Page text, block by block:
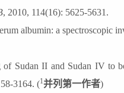
, 2010, 114(16): 5625-5631.
albumin: a spectroscopic
of Sudan II and Sudan IV to
3164. (1并列第一作者)